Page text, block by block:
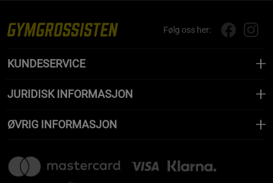
Følg oss her:
KUNDESERVICE
JURIDISK INFORMASJON
ØVRIG INFORMASJON